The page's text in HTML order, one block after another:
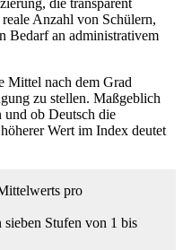
die transparent
Anzahl von Schülern,
Bedarf an administrativem
Mittel nach dem Grad
zu stellen. Maßgeblich
und ob Deutsch die
Wert im Index deutet
pro
Stufen von 1 bis